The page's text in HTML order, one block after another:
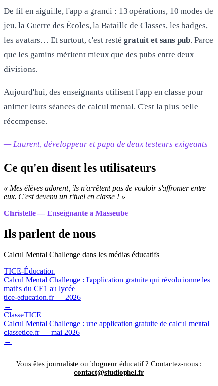
De fil en aiguille, l'app a grandi : 13 opérations, 10 modes de
jeu, la Guerre des Écoles, la Bataille de Classes, les badges,
les avatars… Et surtout, c'est resté gratuit et sans pub. Parce
que les gamins méritent mieux que des pubs entre deux
divisions.
Aujourd'hui, des enseignants utilisent l'app en classe pour
animer leurs séances de calcul mental. C'est la plus belle
récompense.
— Laurent, développeur et papa de deux testeurs exigeants
Ce qu'en disent les utilisateurs
« Mes élèves adorent, ils n'arrêtent pas de vouloir s'affronter entre
eux. C'est devenu un rituel en classe ! »
Christelle — Enseignante à Masseube
Ils parlent de nous
Calcul Mental Challenge dans les médias éducatifs
TICE-Éducation
Calcul Mental Challenge : l'application gratuite qui révolutionne les
maths du CE1 au lycée
tice-education.fr — 2026
→
ClasseTICE
Calcul Mental Challenge : une application gratuite de calcul mental
classetice.fr — mai 2026
→
Vous êtes journaliste ou blogueur éducatif ? Contactez-nous :
contact@studiophel.fr